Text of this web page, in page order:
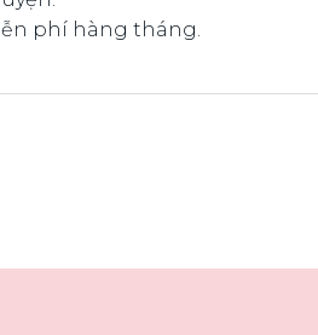
phí hàng tháng.